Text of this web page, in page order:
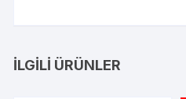
İLGILI ÜRÜNLER